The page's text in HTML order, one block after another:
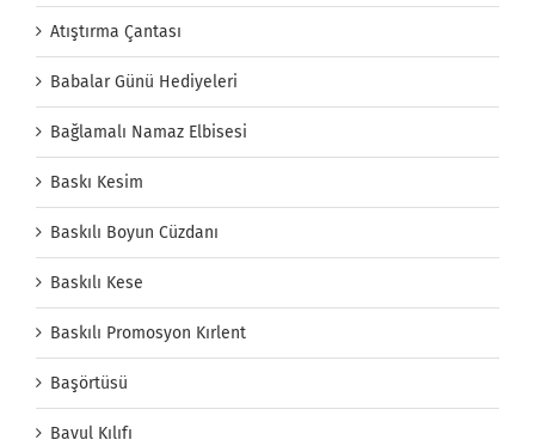
Atıştırma Çantası
Babalar Günü Hediyeleri
Bağlamalı Namaz Elbisesi
Baskı Kesim
Baskılı Boyun Cüzdanı
Baskılı Kese
Baskılı Promosyon Kırlent
Başörtüsü
Bavul Kılıfı